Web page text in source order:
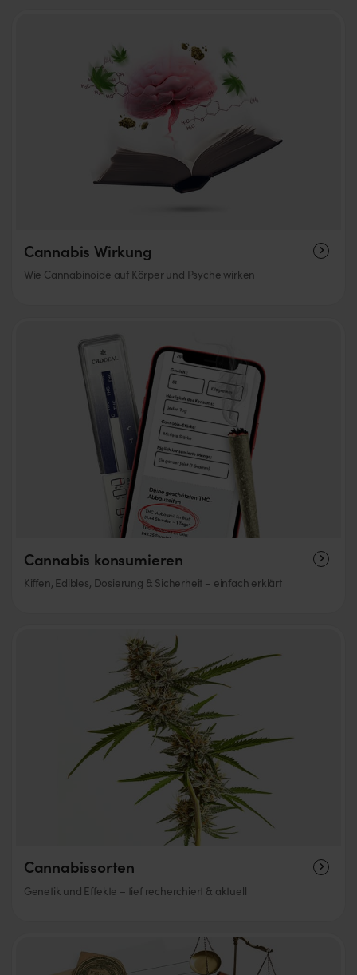
Cannabis Wirkung
Wie Cannabinoide auf Körper und Psyche wirken
Cannabis konsumieren
Kiffen, Edibles, Dosierung & Sicherheit – einfach erklärt
Cannabissorten
Genetik und Effekte – tief recherchiert & aktuell